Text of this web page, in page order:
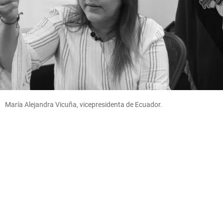
María Alejandra Vicuña, vicepresidenta de Ecuador.